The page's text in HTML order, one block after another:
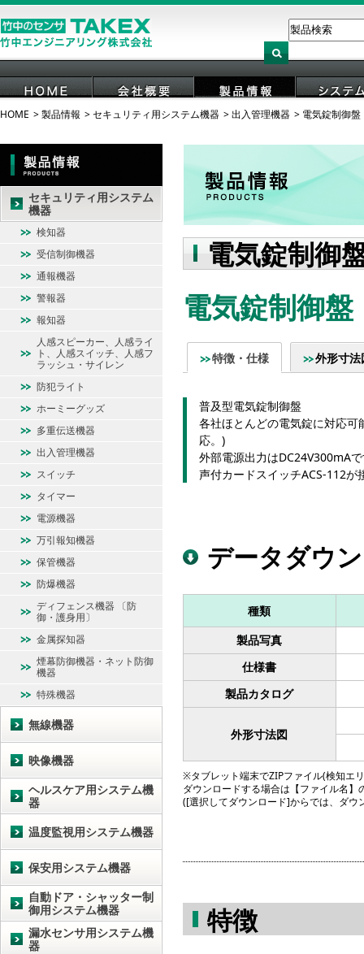
HOME 会社概要 製品情報 システ
HOME 製品情報 セキュリティ用システム機器 出入管理機器 電気錠制御盤
電気錠制御
電気錠制御
特徴・仕様 外形寸法
普及型電気錠制御盤
各社ほとんどの電気錠に対応
応。)
外部電源出力はDC24V300mA
声付カードスイッチACS-112が
データダウ
種類
製品写真
仕様書
製品カタログ
外形寸法図
※タブレット端末でZIPファイル(検知エ
ダウンロードする場合は【ファイル名
([選択してダウンロード]からでは、ダ
特徴
セキュリティ用システム
機器
検知器
受信制御機器
通報機器
警報器
報知器
人感スピーカー、人感ライ
ト、人感スイッチ、人感フ
ラッシュ・サイレン
防犯ライト
ホーミーグッズ
多重伝送機器
出入管理機器
スイッチ
タイマー
電源機器
万引報知機器
保管機器
防爆機器
ディフェンス機器 〔防
御・護身用〕
金属探知器
煙幕防御機器・ネット防御
機器
特殊機器
無線機器
映像機器
ヘルスケア用システム機
器
温度監視用システム機器
保安用システム機器
自動ドア・シャッター制
御用システム機器
漏水センサ用システム機
器